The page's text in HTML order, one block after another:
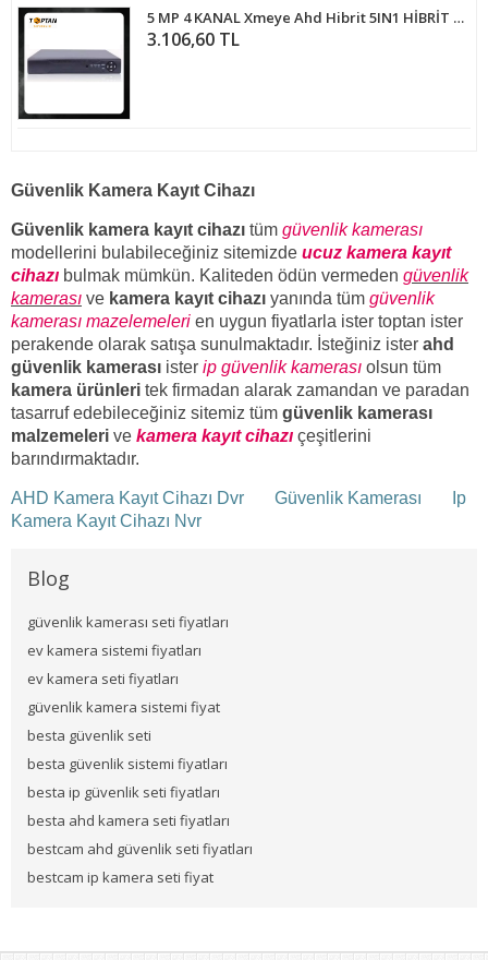
5 MP 4 KANAL Xmeye Ahd Hibrit 5IN1 HİBRİT H265+ Kamera Kayıt Cihazı ARNA-4004
3.106,60 TL
Güvenlik Kamera Kayıt Cihazı
Güvenlik kamera kayıt cihazı tüm güvenlik kamerası
modellerini bulabileceğiniz sitemizde ucuz kamera kayıt
cihazı bulmak mümkün. Kaliteden ödün vermeden güvenlik
kamerası ve kamera kayıt cihazı yanında tüm güvenlik
kamerası mazelemeleri en uygun fiyatlarla ister toptan ister
perakende olarak satışa sunulmaktadır. İsteğiniz ister ahd
güvenlik kamerası ister ip güvenlik kamerası olsun tüm
kamera ürünleri tek firmadan alarak zamandan ve paradan
tasarruf edebileceğiniz sitemiz tüm güvenlik kamerası
malzemeleri ve kamera kayıt cihazı çeşitlerini
barındırmaktadır.
AHD Kamera Kayıt Cihazı Dvr Güvenlik Kamerası
Ip
Kamera Kayıt Cihazı Nvr
Blog
güvenlik kamerası seti fiyatları
ev kamera sistemi fiyatları
ev kamera seti fiyatları
güvenlik kamera sistemi fiyat
besta güvenlik seti
besta güvenlik sistemi fiyatları
besta ip güvenlik seti fiyatları
besta ahd kamera seti fiyatları
bestcam ahd güvenlik seti fiyatları
bestcam ip kamera seti fiyat